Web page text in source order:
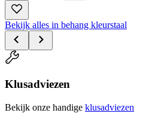
Bekijk alles in behang kleurstaal
Klusadviezen
Bekijk onze handige klusadviezen